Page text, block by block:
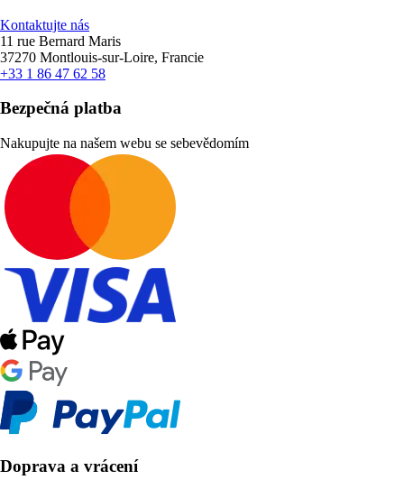
Kontaktujte nás
11 rue Bernard Maris
37270 Montlouis-sur-Loire, Francie
+33 1 86 47 62 58
Bezpečná platba
Nakupujte na našem webu se sebevědomím
Doprava a vrácení